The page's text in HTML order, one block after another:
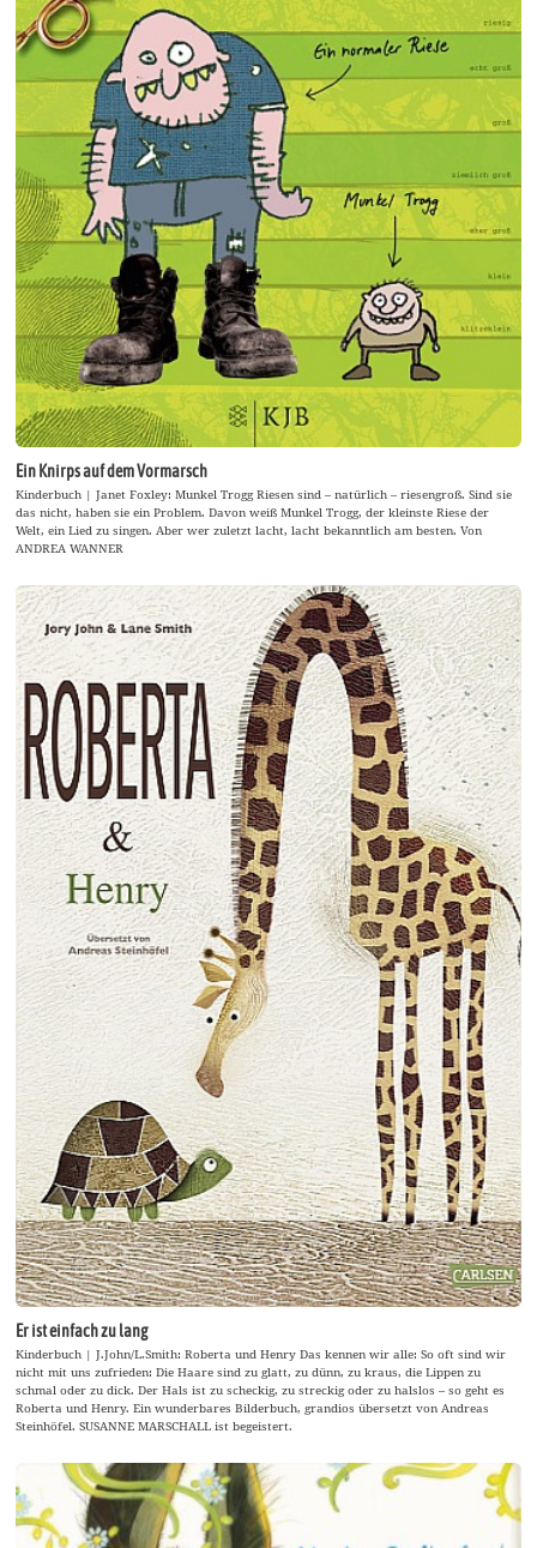
Ein Knirps auf dem Vormarsch
Kinderbuch | Janet Foxley: Munkel Trogg Riesen sind – natürlich – riesengroß. Sind sie
das nicht, haben sie ein Problem. Davon weiß Munkel Trogg, der kleinste Riese der
Welt, ein Lied zu singen. Aber wer zuletzt lacht, lacht bekanntlich am besten. Von
ANDREA WANNER
Er ist einfach zu lang
Kinderbuch | J.John/L.Smith: Roberta und Henry Das kennen wir alle: So oft sind wir
nicht mit uns zufrieden: Die Haare sind zu glatt, zu dünn, zu kraus, die Lippen zu
schmal oder zu dick. Der Hals ist zu scheckig, zu streckig oder zu halslos – so geht es
Roberta und Henry. Ein wunderbares Bilderbuch, grandios übersetzt von Andreas
Steinhöfel. SUSANNE MARSCHALL ist begeistert.